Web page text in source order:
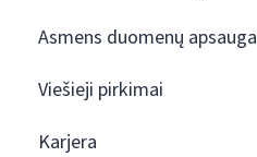
Asmens duomenų apsauga
Viešieji pirkimai
Karjera